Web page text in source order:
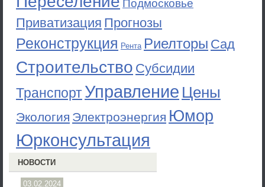
Подмосковье
Приватизация Прогнозы
Реконструкция Рента Риелторы Сад
Строительство Субсидии
ТранспортУправление Цены
Экология Электроэнергия Юмор
Юрконсультация
НОВОСТИ
03.02.2024